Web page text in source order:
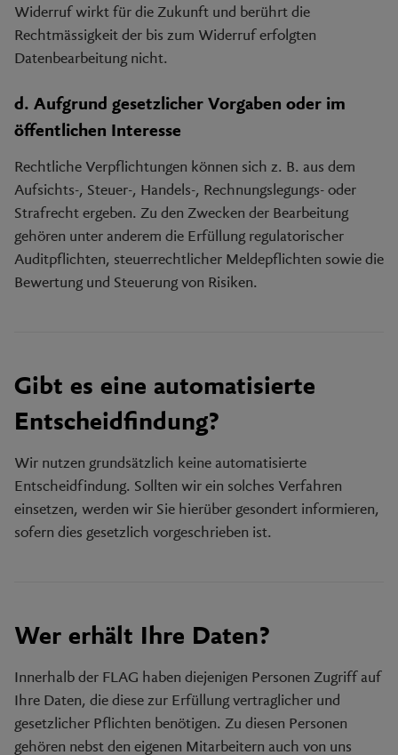
Widerruf wirkt für die Zukunft und berührt die
Rechtmässigkeit der bis zum Widerruf erfolgten
Datenbearbeitung nicht.
d. Aufgrund gesetzlicher Vorgaben oder im
öffentlichen Interesse
Rechtliche Verpflichtungen können sich z. B. aus dem
Aufsichts-, Steuer-, Handels-, Rechnungslegungs- oder
Strafrecht ergeben. Zu den Zwecken der Bearbeitung
gehören unter anderem die Erfüllung regulatorischer
Auditpflichten, steuerrechtlicher Meldepflichten sowie die
Bewertung und Steuerung von Risiken.
Gibt es eine automatisierte
Entscheidfindung?
Wir nutzen grundsätzlich keine automatisierte
Entscheidfindung. Sollten wir ein solches Verfahren
einsetzen, werden wir Sie hierüber gesondert informieren,
sofern dies gesetzlich vorgeschrieben ist.
Wer erhält Ihre Daten?
Innerhalb der FLAG haben diejenigen Personen Zugriff auf
Ihre Daten, die diese zur Erfüllung vertraglicher und
gesetzlicher Pflichten benötigen. Zu diesen Personen
gehören nebst den eigenen Mitarbeitern auch von uns